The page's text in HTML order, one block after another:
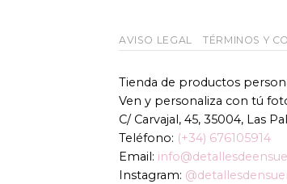
AVISO LEGAL TÉRMINOS Y
Tienda de productos
Ven y personaliza con tú
C/ Carvajal, 45, 35004, Las
Teléfono: (+34) 676105914
Email:
Instagram: